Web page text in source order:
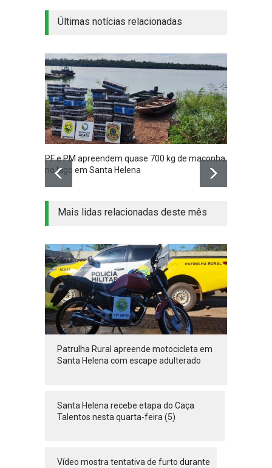
Últimas notícias relacionadas
PF e PM apreendem quase 700 kg de maconha
no lago em Santa Helena
Mais lidas relacionadas deste mês
Patrulha Rural apreende motocicleta em
Santa Helena com escape adulterado
Santa Helena recebe etapa do Caça
Talentos nesta quarta-feira (5)
Vídeo mostra tentativa de furto durante